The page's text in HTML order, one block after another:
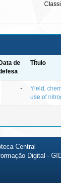
de
Título
-
Yield,
use of
Central
Digital -